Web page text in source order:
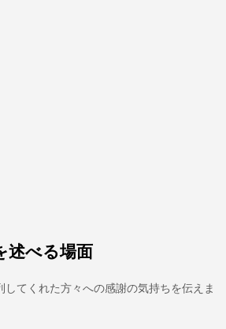
述べる場面
してくれた方々への感謝の気持ちを伝えま